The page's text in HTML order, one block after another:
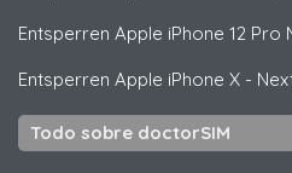
Entsperren Apple iPhone 12 Pro
Entsperren Apple iPhone X -
Todo sobre doctorSIM